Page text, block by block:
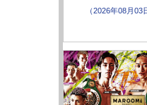
（2026年08月03